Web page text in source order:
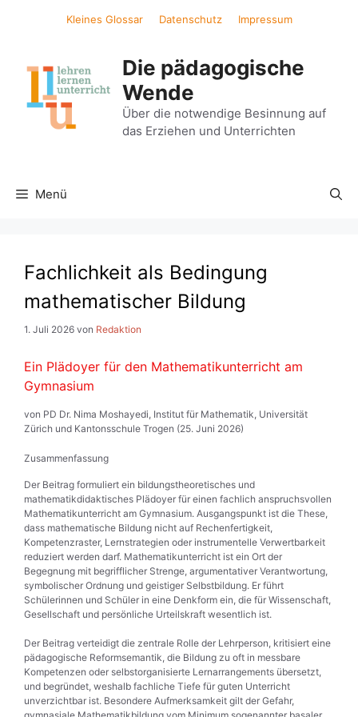
Kleines Glossar Datenschutz Impressum
Die pädagogische
Wende
Über die notwendige Besinnung auf
das Erziehen und Unterrichten
Menü
Fachlichkeit als Bedingung
mathematischer Bildung
1. Juli 2026 von Redaktion
Ein Plädoyer für den Mathematikunterricht am
Gymnasium
von PD Dr. Nima Moshayedi, Institut für Mathematik, Universität
Zürich und Kantonsschule Trogen (25. Juni 2026)
Zusammenfassung
Der Beitrag formuliert ein bildungstheoretisches und
mathematikdidaktisches Plädoyer für einen fachlich anspruchsvollen
Mathematikunterricht am Gymnasium. Ausgangspunkt ist die These,
dass mathematische Bildung nicht auf Rechenfertigkeit,
Kompetenzraster, Lernstrategien oder instrumentelle Verwertbarkeit
reduziert werden darf. Mathematikunterricht ist ein Ort der
Begegnung mit begrifflicher Strenge, argumentativer Verantwortung,
symbolischer Ordnung und geistiger Selbstbildung. Er führt
Schülerinnen und Schüler in eine Denkform ein, die für Wissenschaft,
Gesellschaft und persönliche Urteilskraft wesentlich ist.
Der Beitrag verteidigt die zentrale Rolle der Lehrperson, kritisiert eine
pädagogische Reformsemantik, die Bildung zu oft in messbare
Kompetenzen oder selbstorganisierte Lernarrangements übersetzt,
und begründet, weshalb fachliche Tiefe für guten Unterricht
unverzichtbar ist. Besondere Aufmerksamkeit gilt der Gefahr,